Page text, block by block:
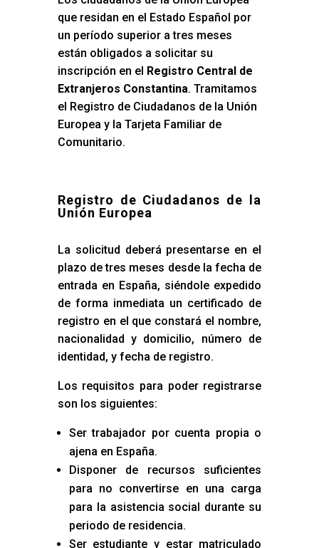
que residan en el Estado Español por
un período superior a tres meses
están obligados a solicitar su
inscripción en el Registro Central de
Extranjeros Constantina. Tramitamos
el Registro de Ciudadanos de la Unión
Europea y la Tarjeta Familiar de
Comunitario.
Registro de Ciudadanos de la
Unión Europea
La solicitud deberá presentarse en el
plazo de tres meses desde la fecha de
entrada en España, siéndole expedido
de forma inmediata un certificado de
registro en el que constará el nombre,
nacionalidad y domicilio, número de
identidad, y fecha de registro.
Los requisitos para poder registrarse
son los siguientes:
Ser trabajador por cuenta propia o
ajena en España.
Disponer de recursos suficientes
para no convertirse en una carga
para la asistencia social durante su
periodo de residencia.
Ser estudiante y estar matriculado